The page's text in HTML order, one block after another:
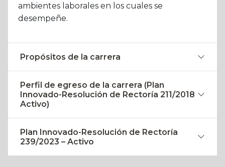
ambientes laborales en los cuales se
desempeñe.
Propósitos de la carrera
Perfil de egreso de la carrera (Plan
Innovado-Resolución de Rectoría 211/2018
Activo)
Plan Innovado-Resolución de Rectoría
239/2023 – Activo